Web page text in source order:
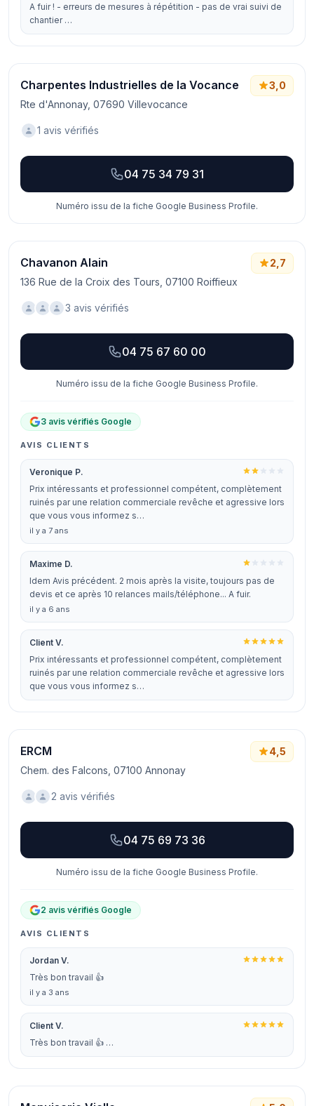
A fuir ! - erreurs de mesures à répétition - pas de vrai suivi de
chantier …
Charpentes Industrielles de la Vocance
Rte d'Annonay, 07690 Villevocance
3,0
1 avis vérifiés
04 75 34 79 31
Numéro issu de la fiche Google Business Profile.
Chavanon Alain
136 Rue de la Croix des Tours, 07100 Roiffieux
2,7
3 avis vérifiés
04 75 67 60 00
Numéro issu de la fiche Google Business Profile.
3 avis vérifiés Google
AVIS CLIENTS
Veronique P.
Prix intéressants et professionnel compétent, complètement
ruinés par une relation commerciale revêche et agressive lors
que vous vous informez s…
il y a 7 ans
Maxime D.
Idem Avis précédent. 2 mois après la visite, toujours pas de
devis et ce après 10 relances mails/téléphone... A fuir.
il y a 6 ans
Client V.
Prix intéressants et professionnel compétent, complètement
ruinés par une relation commerciale revêche et agressive lors
que vous vous informez s…
ERCM
Chem. des Falcons, 07100 Annonay
4,5
2 avis vérifiés
04 75 69 73 36
Numéro issu de la fiche Google Business Profile.
2 avis vérifiés Google
AVIS CLIENTS
Jordan V.
Très bon travail 👍
il y a 3 ans
Client V.
Très bon travail 👍 …